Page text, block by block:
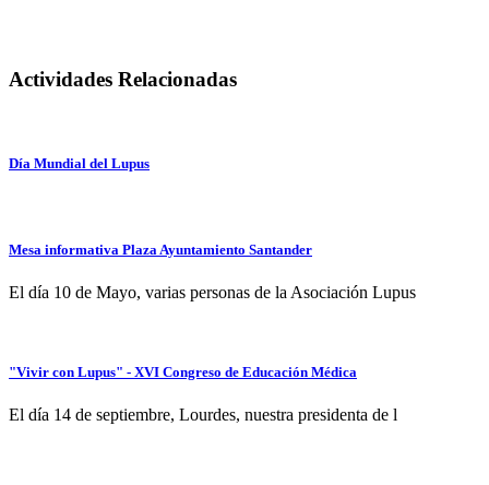
Actividades Relacionadas
Día Mundial del Lupus
Mesa informativa Plaza Ayuntamiento Santander
El día 10 de Mayo, varias personas de la Asociación Lupus
"Vivir con Lupus" - XVI Congreso de Educación Médica
El día 14 de septiembre, Lourdes, nuestra presidenta de l